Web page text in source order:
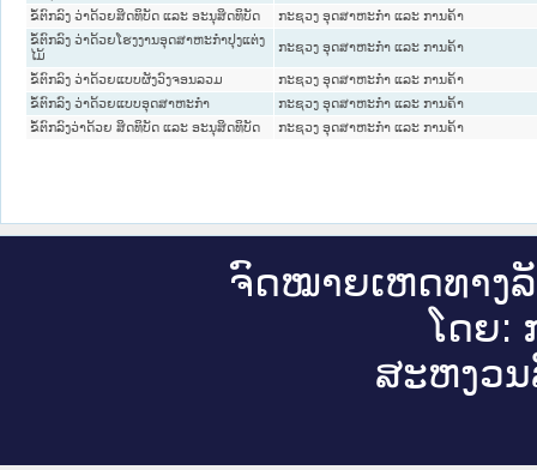
ຂໍ້ຕົກລົງ ວ່າດ້ວຍສິດທິບັດ ແລະ ອະນຸສິດທິບັດ
ກະຊວງ ອຸດສາຫະກຳ ແລະ ການຄ້າ
ຂໍ້ຕົກລົງ ວ່າດ້ວຍໂຮງງານອຸດສາຫະກໍາປຸງແຕ່ງ
ໄມ້
ກະຊວງ ອຸດສາຫະກຳ ແລະ ການຄ້າ
ຂໍ້ຕົກລົງ ວ່າດ້ວຍແບບຜັງວົງຈອນລວມ
ກະຊວງ ອຸດສາຫະກຳ ແລະ ການຄ້າ
ຂໍ້ຕົກລົງ ວ່າດ້ວຍແບບອຸດສາຫະກໍາ
ກະຊວງ ອຸດສາຫະກຳ ແລະ ການຄ້າ
ຂໍ້ຕົກລົງວ່າດ້ວຍ ສິດທິບັດ ແລະ ອະນຸສິດທິບັດ
ກະຊວງ ອຸດສາຫະກຳ ແລະ ການຄ້າ
ຈົດ​ໝາຍ​ເຫດ​ທາງ​
ໂດຍ:
ສະ​ຫງວນ​